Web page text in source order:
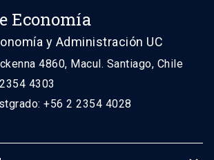
Economía
y Administración UC
4860, Macul. Santiago, Chile
4303
+56 2 2354 4028